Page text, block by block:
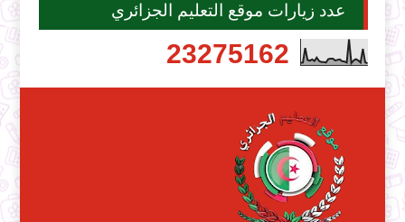
عدد زيارات موقع التعليم الجزائري
23275162